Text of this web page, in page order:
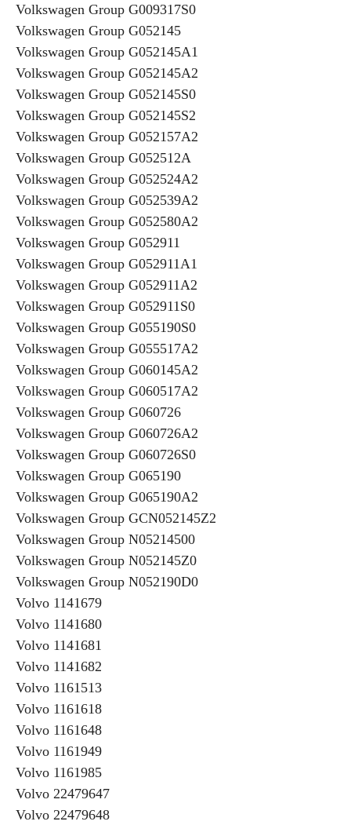
Volkswagen Group G009317S0
Volkswagen Group G052145
Volkswagen Group G052145A1
Volkswagen Group G052145A2
Volkswagen Group G052145S0
Volkswagen Group G052145S2
Volkswagen Group G052157A2
Volkswagen Group G052512A
Volkswagen Group G052524A2
Volkswagen Group G052539A2
Volkswagen Group G052580A2
Volkswagen Group G052911
Volkswagen Group G052911A1
Volkswagen Group G052911A2
Volkswagen Group G052911S0
Volkswagen Group G055190S0
Volkswagen Group G055517A2
Volkswagen Group G060145A2
Volkswagen Group G060517A2
Volkswagen Group G060726
Volkswagen Group G060726A2
Volkswagen Group G060726S0
Volkswagen Group G065190
Volkswagen Group G065190A2
Volkswagen Group GCN052145Z2
Volkswagen Group N05214500
Volkswagen Group N052145Z0
Volkswagen Group N052190D0
Volvo 1141679
Volvo 1141680
Volvo 1141681
Volvo 1141682
Volvo 1161513
Volvo 1161618
Volvo 1161648
Volvo 1161949
Volvo 1161985
Volvo 22479647
Volvo 22479648